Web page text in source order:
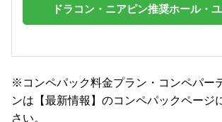
ドラコン・ニアピン推奨ホール・
※コンペパック料金プラン・コンペパー
ンは【最新情報】のコンペパックページ
さい。